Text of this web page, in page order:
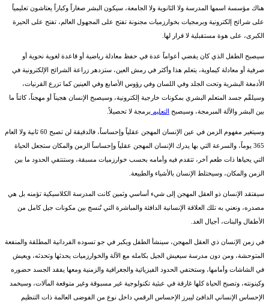
هناك مؤسسة اسمها المدرسة ولا الثانوية ولا الجامعة، سيكون البشر صغاراً وكباراً يعتاشون تعليمياً
على شرائح إلكترونية وبرمجيات بخوارزميات مجنونة تفتح على المجهول العالم، تفتح على الحيرة
الكبرى، على هوة مستقبلية لا قرار لها.
سيصبح الطفل الذي كان يقضي أعواماً عدة في حفظ معادلة رياضية أو قاعدة لغوية نحوية أو
صرفية أو معادلة كيماوية، يتعلم هذا وأكثر في رمش العين، ستزدهر زراعة الشرائح الإلكترونية في
الأدمغة البشرية وتحت الجلد وفي اللسان وفي رؤوس الأصابع وفي العينين كما تزرع القرنيات،
وسيلقّم جسد المتعلم البشري بمكونات خارجية إلكترونية، وسيصبح الإنسان هجيناً أو مهجناً، كائناً ما
بين البشر والآلة المبرمجة، وسيصبح التعليم برمجة لا تحصيلاً.
وسيتغير مفهوم الزمن في عين الإنسان المهجن عقلياً وإحساساً، فالدقيقة لن تصبح 60 ثانية ولا العام
365 يوماً، والسرعة التي بها يدرك الإنسان المهجن عقلياً وإحساساً الزمن والمكان ستجعل الحياة
التي يحياها ذات طعم آخر، تتقدم فيه وأمامه بحسب خوارزميات مسبقة، وستنتفي الحدود ما بين
الزمن والمكان، وسيختلط الإنسان بالأشياء والطبيعة.
سيفتقد الإنسان ذو العقل المهجن إلى شيء أساسي وثمين كانت المدرسة الكلاسيكية تؤمنه بل هي
مصدره، ونعني به تلك العلاقة الإنسانية الدافئة والمباشرة التي تُنسج بين مكونات جيل كامل من
الأطفال والبنات، أجيال الغد.
في زمن الإنسان ذي العقل المهجن، سينشأ الطفل ويكبر في جو تسوده الفردانية المطلقة والمنفعة
المتوحشة، ومن دون مدرسة سيعيش الجيل بكامله مع الآلة والخوارزميات يحدثها وتحدثه، ويعيش
في الشاشات وأمامها، وستختفي الحدود الفيزيائية والجغرافية والزمنية ومعها يفقد الجسد حضوره
وكينونته، وتصبح الحياة كلها غارقة في عبثية تكنولوجية غير مسبوقة وغير متوقعة المآلات، وسيخمد
الإحساس الإنساني الدافئ ليبرز الإحساس الرقمي داخل نوع من الفوضى العالمة ذات التنظيم